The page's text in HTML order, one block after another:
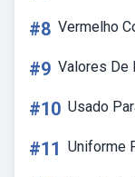
#8 Vermelho
#9 Valores De
#10 Usado
#11 Uniforme